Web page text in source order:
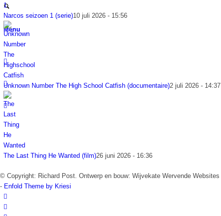
Menu
Narcos seizoen 1 (serie)10 juli 2026 - 15:56
Unknown Number The High School Catfish (documentaire)2 juli 2026 - 14:37
The Last Thing He Wanted (film)26 juni 2026 - 16:36
© Copyright: Richard Post. Ontwerp en bouw: Wijvekate Wervende Websites
- Enfold Theme by Kriesi